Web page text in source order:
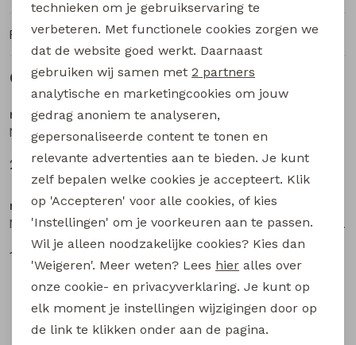
Ruilen en retourneren
Gerelateerde producten
name it
NMMLANE LS NREG SWEAT BRU baby jongens sweater White
26,99
name it
26,99
name it
NMMKORE LS NREG SWEAT UNB BOX baby jongens sweater Grey
19,99
name it
NMMVIMO LS SWEAT BRU NOOS baby jongens sweater Brown
Analytische cookies
Marketing cookies
technieken om je gebruikservaring te
verbeteren. Met functionele cookies zorgen we
dat de website goed werkt. Daarnaast
gebruiken wij samen met 2 partners
analytische en marketingcookies om jouw
gedrag anoniem te analyseren,
gepersonaliseerde content te tonen en
relevante advertenties aan te bieden. Je kunt
zelf bepalen welke cookies je accepteert. Klik
op 'Accepteren' voor alle cookies, of kies
'Instellingen' om je voorkeuren aan te passen.
Wil je alleen noodzakelijke cookies? Kies dan
'Weigeren'. Meer weten? Lees hier alles over
onze cookie- en privacyverklaring. Je kunt op
elk moment je instellingen wijzigingen door op
de link te klikken onder aan de pagina.